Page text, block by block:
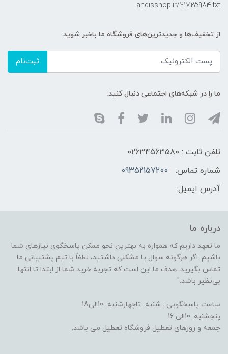
andisshop.ir/21725984.txt
از تخفیف‌ها و جدیدترین‌های فروشگاه ما باخبر شوید:
ثبت‌نام
ما را در شبکه‌های اجتماعی دنبال کنید:
تلفن ثابت : 02634563580
شماره تماس:
09352157200
آدرس ایمیل:
درباره ما
ما تعهد داریم که همواره به بهترین نحو ممکن پاسخگوی نیازهای شما
باشیم. اگر هرگونه سوال یا مشکلی داشتید، لطفاً با تیم پشتیبانی ما
تماس بگیرید. هدف ما این است که تجربه خرید شما از ابتدا تا انتها
بی‌نظیر باشد."
ساعت پاسخگویی : شنبه تاچهارشنبه 10الی18
پنجشنبه: 10الی 16
جمعه و روزهای تعطیل فروشگاه تعطیل می باشد.